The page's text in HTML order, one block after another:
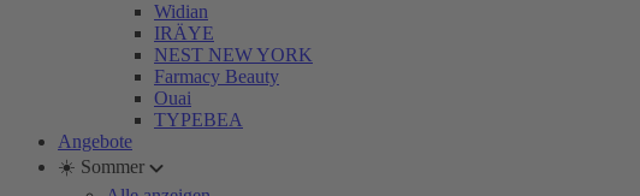
Widian
IRÄYE
NEST NEW YORK
Farmacy Beauty
Ouai
TYPEBEA
Angebote
☀️ Sommer